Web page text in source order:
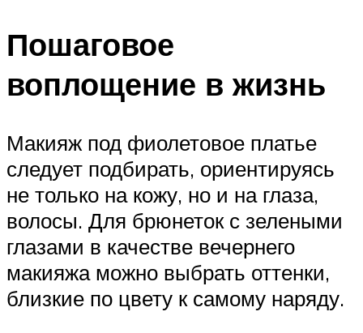
Пошаговое
воплощение в жизнь
Макияж под фиолетовое платье
следует подбирать, ориентируясь
не только на кожу, но и на глаза,
волосы. Для брюнеток с зелеными
глазами в качестве вечернего
макияжа можно выбрать оттенки,
близкие по цвету к самому наряду.